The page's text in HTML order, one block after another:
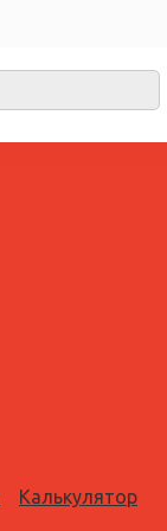
Калькулятор